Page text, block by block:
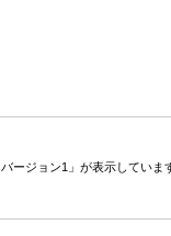
ージョン1」が表示していま